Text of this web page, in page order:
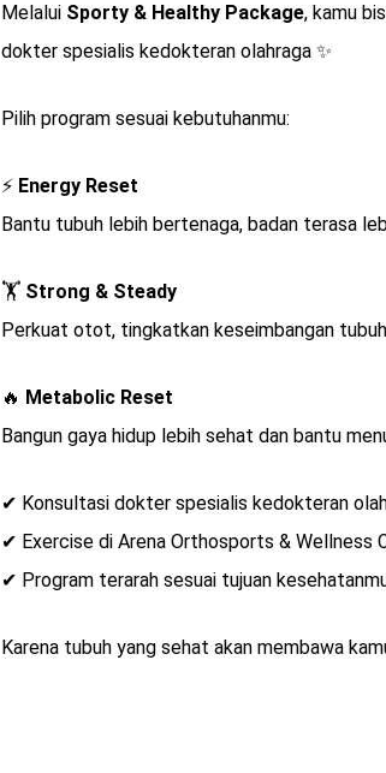
Melalui Sporty & Healthy Package, kamu
dokter spesialis kedokteran olahraga ✨
Pilih program sesuai kebutuhanmu:
⚡ Energy Reset
Bantu tubuh lebih bertenaga, badan terasa
🏋️ Strong & Steady
Perkuat otot, tingkatkan keseimbangan
🔥 Metabolic Reset
Bangun gaya hidup lebih sehat dan bantu
✔ Konsultasi dokter spesialis kedokteran
✔ Exercise di Arena Orthosports & Wellness
✔ Program terarah sesuai tujuan
Karena tubuh yang sehat akan membawa